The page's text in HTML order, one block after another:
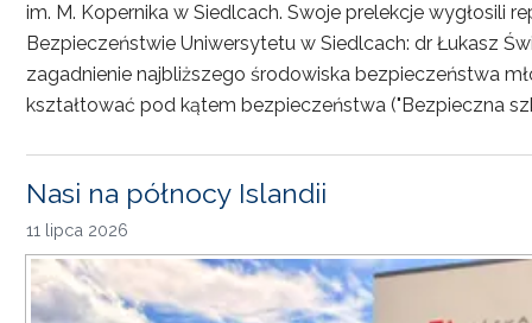
im. M. Kopernika w Siedlcach. Swoje prelekcje wygłosili
Bezpieczeństwie Uniwersytetu w Siedlcach: dr Łukasz
zagadnienie najbliższego środowiska bezpieczeństwa
kształtować pod kątem bezpieczeństwa ("Bezpieczna
Nasi na północy Islandii
11 lipca 2026